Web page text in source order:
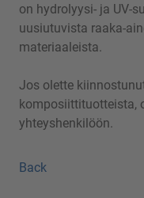
on hydrolyysi- ja UV-
uusiutuvista raaka-
materiaaleista.
Jos olette
komposiittituotteista,
yhteyshenkilöön.
Back